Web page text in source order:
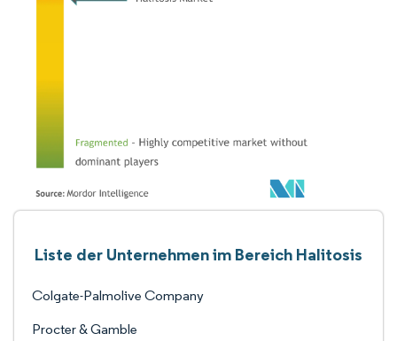
Liste der Unternehmen im Bereich Halitosis
Colgate-Palmolive Company
Procter & Gamble